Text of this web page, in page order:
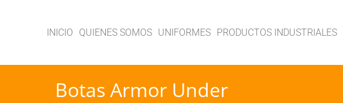
INICIO QUIENES SOMOS UNIFORMES PRODUCTOS INDUSTRIALES
Botas Armor Under